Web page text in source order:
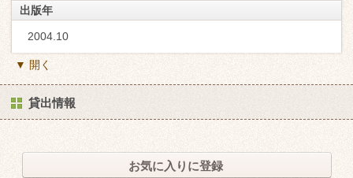
出版年
2004.10
▼ 開く
貸出情報
お気に入りに登録